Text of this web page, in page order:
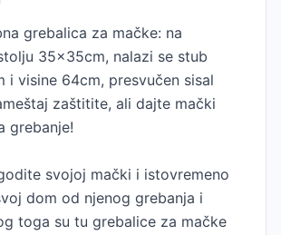
grebalica za mačke: na
35x35cm, nalazi se stub
i visine 64cm, presvučen sisal
zaštitite, ali dajte mački
grebanje!
svojoj mački i istovremeno
dom od njenog grebanja i
toga su tu grebalice za mačke